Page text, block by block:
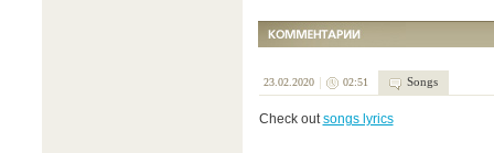
23.02.2020 02:51 Songs
Check outsongs lyrics